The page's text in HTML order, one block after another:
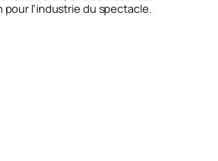
l’industrie du spectacle.